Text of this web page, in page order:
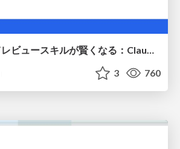
修正PRを食べてレビュースキルが賢くなる：Claude Codeによる自己改善サイクル
3 760